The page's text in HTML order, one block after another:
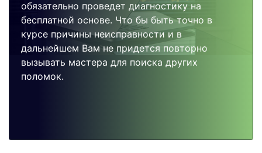
обязательно проведет диагностику на
бесплатной основе. Что бы быть точно в
курсе причины неисправности и в
дальнейшем Вам не придется повторно
вызывать мастера для поиска других
поломок.